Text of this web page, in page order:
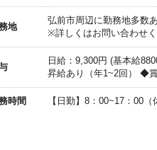
地
弘前市周辺に勤務地多数
※詳しくはお問い合わせ
日給：9,300円 (基本給
昇給あり（年1~2回） ◆
時間 【日勤】8：00~17：00